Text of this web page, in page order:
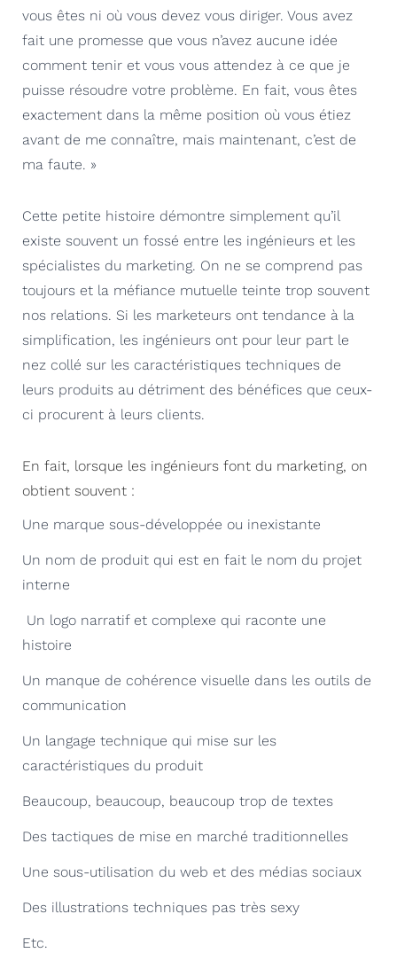
vous êtes ni où vous devez vous diriger. Vous avez
fait une promesse que vous n’avez aucune idée
comment tenir et vous vous attendez à ce que je
puisse résoudre votre problème. En fait, vous êtes
exactement dans la même position où vous étiez
avant de me connaître, mais maintenant, c’est de
ma faute. »
Cette petite histoire démontre simplement qu’il
existe souvent un fossé entre les ingénieurs et les
spécialistes du marketing. On ne se comprend pas
toujours et la méfiance mutuelle teinte trop souvent
nos relations. Si les marketeurs ont tendance à la
simplification, les ingénieurs ont pour leur part le
nez collé sur les caractéristiques techniques de
leurs produits au détriment des bénéfices que ceux-
ci procurent à leurs clients.
En fait, lorsque les ingénieurs font du marketing, on
obtient souvent :
Une marque sous-développée ou inexistante
Un nom de produit qui est en fait le nom du projet
interne
Un logo narratif et complexe qui raconte une
histoire
Un manque de cohérence visuelle dans les outils de
communication
Un langage technique qui mise sur les
caractéristiques du produit
Beaucoup, beaucoup, beaucoup trop de textes
Des tactiques de mise en marché traditionnelles
Une sous-utilisation du web et des médias sociaux
Des illustrations techniques pas très sexy
Etc.